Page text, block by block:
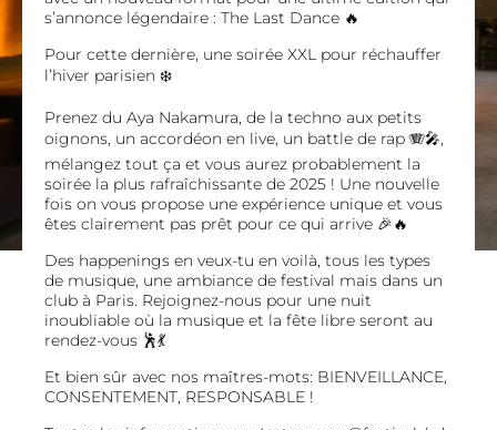
s’annonce légendaire : The Last Dance 🔥
Pour cette dernière, une soirée XXL pour réchauffer
l’hiver parisien ❄️
Prenez du Aya Nakamura, de la techno aux petits
oignons, un accordéon en live, un battle de rap 🪗🎤,
mélangez tout ça et vous aurez probablement la
soirée la plus rafraîchissante de 2025 ! Une nouvelle
fois on vous propose une expérience unique et vous
êtes clairement pas prêt pour ce qui arrive 🎉🔥
Des happenings en veux-tu en voilà, tous les types
de musique, une ambiance de festival mais dans un
club à Paris. Rejoignez-nous pour une nuit
inoubliable où la musique et la fête libre seront au
rendez-vous 🕺💃
Et bien sûr avec nos maîtres-mots: BIENVEILLANCE,
CONSENTEMENT, RESPONSABLE !